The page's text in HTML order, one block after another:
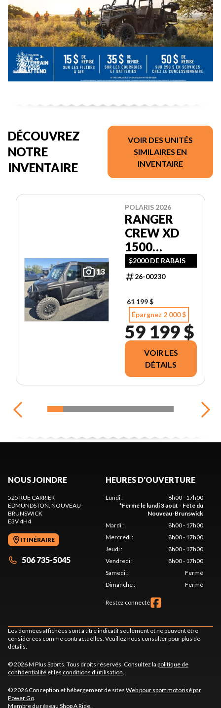
DÉCOUVREZ
NOTRE
INVENTAIRE
VOIR DES UNITÉS
SIMILAIRES EN
INVENTAIRE
13
POLARIS 2026
RANGER
CREW XD
1500
NORTHSTAR
ULTIMATE
$2000 DE RABAIS
26-00230
61 199 $
Épargnez 2 000 $
59 199 $
VOIR LES
DÉTAILS
NOUS JOINDRE
525 RUE CARRIER
EDMUNDSTON, NOUVEAU-
BRUNSWICK
E3V 4H4
ITINÉRAIRE
506 735-5045
HEURES D'OUVERTURE
Lundi:
8h00 - 17h00
*Fermé le lundi 3 août - Fête du
Nouveau-Brunswick
Mardi:
8h00 - 17h00
Mercredi:
8h00 - 17h00
Jeudi:
8h00 - 17h00
Vendredi:
8h00 - 17h00
Samedi:
Fermé
Dimanche: Fermé
Restez connecté
Les données affichées sont à titre indicatif seulement et ne peuvent être
considérées comme contractuelles. Veuillez nous consulter pour plus de
détails.
© 2026 M Plus Sports. Tous droits réservés. Consultez la politique de
confidentialité et les conditions d'utilisation.
© 2026 Conception et hébergement de sites Web pour sport motorisé par
Power Go.
Membre du réseau Shop A Ride.